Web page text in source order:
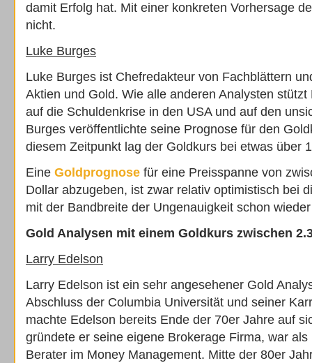
damit Erfolg hat. Mit einer konkreten Vorhersage
nicht.
Luke Burges
Luke Burges ist Chefredakteur von Fachblättern
Aktien und Gold. Wie alle anderen Analysten
auf die Schuldenkrise in den USA und auf den
Burges veröffentlichte seine Prognose für den
diesem Zeitpunkt lag der Goldkurs bei etwas über
Eine Goldprognose für eine Preisspanne von
Dollar abzugeben, ist zwar relativ optimistisch bei
mit der Bandbreite der Ungenauigkeit schon
Gold Analysen mit einem Goldkurs zwischen
Larry Edelson
Larry Edelson ist ein sehr angesehener Gold
Abschluss der Columbia Universität und seiner
machte Edelson bereits Ende der 70er Jahre auf
gründete er seine eigene Brokerage Firma, war
Berater im Money Management. Mitte der 80er